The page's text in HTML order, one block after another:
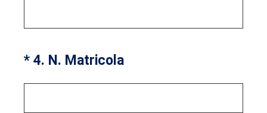
* 4. N. Matricola
(Obbligatorio)